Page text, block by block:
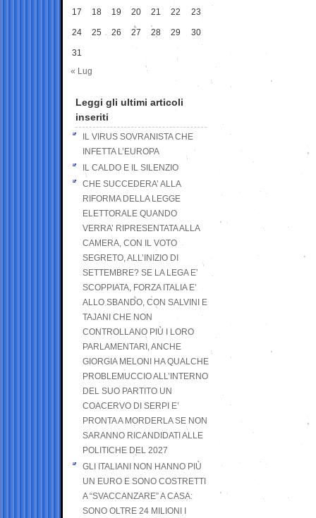
17 18 19 20 21 22 23
24 25 26 27 28 29 30
31
« Lug
Leggi gli ultimi articoli
inseriti
IL VIRUS SOVRANISTA CHE
INFETTA L’EUROPA
IL CALDO E IL SILENZIO
CHE SUCCEDERA’ ALLA
RIFORMA DELLA LEGGE
ELETTORALE QUANDO
VERRA’ RIPRESENTATA ALLA
CAMERA, CON IL VOTO
SEGRETO, ALL’INIZIO DI
SETTEMBRE? SE LA LEGA E’
SCOPPIATA, FORZA ITALIA E’
ALLO SBANDO, CON SALVINI E
TAJANI CHE NON
CONTROLLANO PIÙ I LORO
PARLAMENTARI, ANCHE
GIORGIA MELONI HA QUALCHE
PROBLEMUCCIO ALL’INTERNO
DEL SUO PARTITO UN
COACERVO DI SERPI E’
PRONTA A MORDERLA SE NON
SARANNO RICANDIDATI ALLE
POLITICHE DEL 2027
GLI ITALIANI NON HANNO PIÙ
UN EURO E SONO COSTRETTI
A “SVACCANZARE” A CASA:
SONO OLTRE 24 MILIONI I